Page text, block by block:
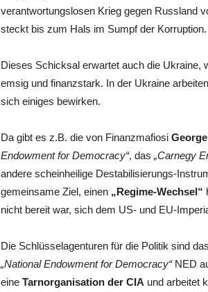
verantwortungslosen Krieg gegen Russland
steckt bis zum Hals im Sumpf der Korruption.
Dieses Schicksal erwartet auch die Ukraine,
emsig und finanzstark. In der Ukraine arbeiten
sich einiges bewirken.
Da gibt es z.B. die von Finanzmafiosi
Endowment for Democracy“, das „Carnegy
andere scheinheilige Destabilisierungs-
gemeinsame Ziel, einen „Regime-Wechsel“
nicht bereit war, sich dem US- und EU-
Die Schlüsselagenturen für die Politik sind das
„National Endowment for Democracy“NED
eine Tarnorganisation der CIA und arbeitet